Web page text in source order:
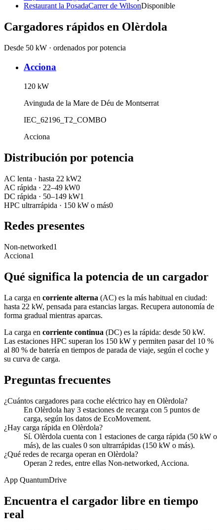
Restaurant la PosadaCarrer de WilsonDisponible
Cargadores rápidos en Olèrdola
Desde 50 kW · ordenados por potencia
Acciona
120 kW
Avinguda de la Mare de Déu de Montserrat
IEC_62196_T2_COMBO
Acciona
Distribución por potencia
AC lenta · hasta 22 kW2
AC rápida · 22–49 kW0
DC rápida · 50–149 kW1
HPC ultrarrápida · 150 kW o más0
Redes presentes
Non-networked1
Acciona1
Qué significa la potencia de un cargador
La carga en corriente alterna (AC) es la más habitual en ciudad:
hasta 22 kW, pensada para estancias largas. Recupera autonomía de
forma gradual mientras aparcas.
La carga en corriente continua (DC) es la rápida: desde 50 kW.
Las estaciones HPC superan los 150 kW y permiten pasar del 10 %
al 80 % de batería en tiempos de parada de viaje, según el coche y
su curva de carga.
Preguntas frecuentes
¿Cuántos cargadores para coche eléctrico hay en Olèrdola?
En Olèrdola hay 3 estaciones de recarga con 5 puntos de
carga, según los datos de EcoMovement.
¿Hay carga rápida en Olèrdola?
Sí. Olèrdola cuenta con 1 estaciones de carga rápida (50 kW o
más), de las cuales 0 son ultrarrápidas (150 kW o más).
¿Qué redes de recarga operan en Olèrdola?
Operan 2 redes, entre ellas Non-networked, Acciona.
App QuantumDrive
Encuentra el cargador libre en tiempo
real